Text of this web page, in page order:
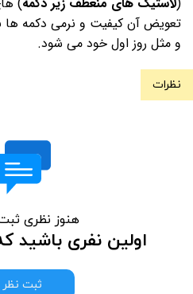
تعویض آن کیفیت و نرمی دکمه ها
و مثل روز اول خود می شود.
نظرات
هنوز نظری
اولین نفری باشید
ثبت نظر